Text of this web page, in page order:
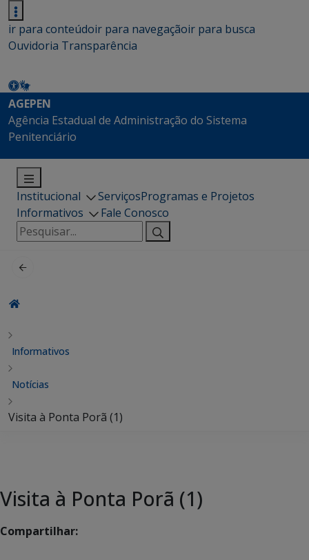
ir para conteúdoir para navegaçãoir para busca
Ouvidoria Transparência
AGEPEN
Agência Estadual de Administração do Sistema
Penitenciário
Institucional ServiçosProgramas e Projetos
Informativos
Fale Conosco
Pesquisar
por:
Informativos
Notícias
Visita à Ponta Porã (1)
Visita à Ponta Porã (1)
Compartilhar: